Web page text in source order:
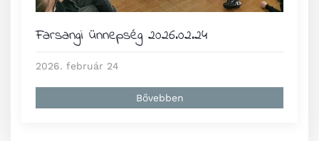
Farsangi ünnepség 2026.02.24
2026. február 24
Bővebben